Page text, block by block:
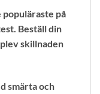
populäraste på
Beställ din
skillnaden
smärta och